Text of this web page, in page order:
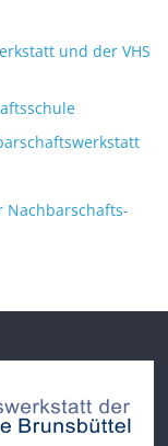
und der VHS
Nachbarschafts-